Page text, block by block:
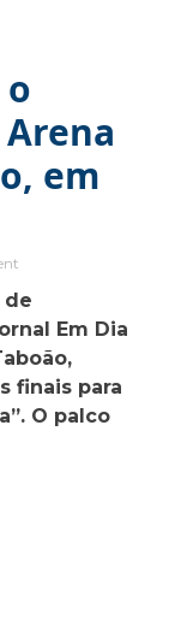
em
on
pronto
para
o
Réveillon
2024
na
de
Em Dia
finais para
O palco